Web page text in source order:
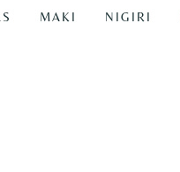
MAKI NIGIRI